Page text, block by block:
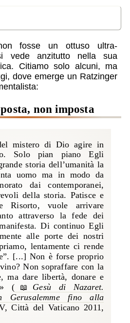
fosse un ottuso ultra-
vede anzitutto nella sua
Citiamo solo alcuni, ma
dove emerge un Ratzinger
non imposta
mistero di Dio agire in
Solo pian piano Egli
storia dell’umanità la
uomo ma in modo da
dai contemporanei,
della storia. Patisce e
Risorto, vuole arrivare
attraverso la fede dei
Di continuo Egli
alle porte dei nostri
lentamente ci rende
[...] Non è forse proprio
Non sopraffare con la
ma dare libertà, donare e
(
Gesù di Nazaret.
Gerusalemme fino alla
Città del Vaticano 2011,